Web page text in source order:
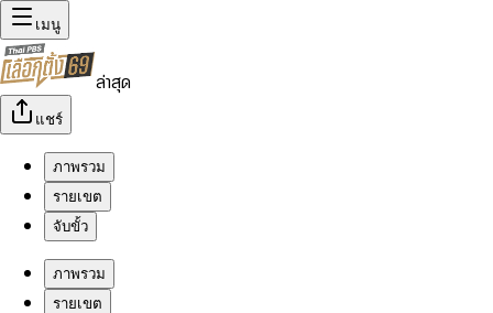
เมนู
ล่าสุด
แชร์
ภาพรวม
รายเขต
จับขั้ว
ภาพรวม
รายเขต